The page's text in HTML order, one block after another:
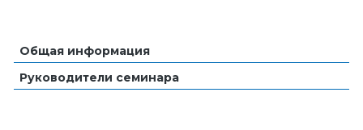
Общая информация
Руководители семинара